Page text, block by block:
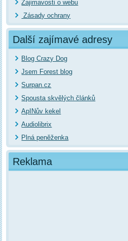
Zajimavosti o webu
Zásady ochrany
Další zajímavé adresy
Blog Crazy Dog
Jsem Forest blog
Surpan.cz
Spousta skvělých článků
ApINův kekel
Audiolibrix
Plná peněženka
Reklama